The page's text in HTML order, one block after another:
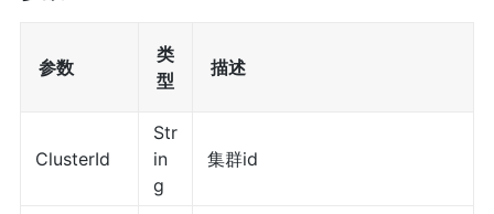
参数
类
型
描述
ClusterId
Str
in
g
集群id